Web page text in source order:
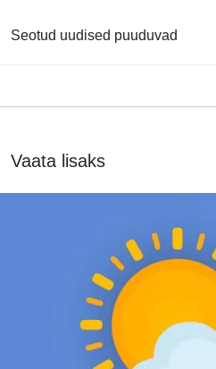
Seotud uudised puuduvad
Vaata lisaks